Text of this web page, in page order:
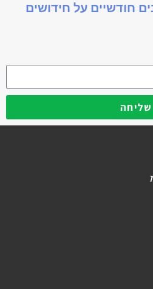
חודשיים על חידושים
שליחה